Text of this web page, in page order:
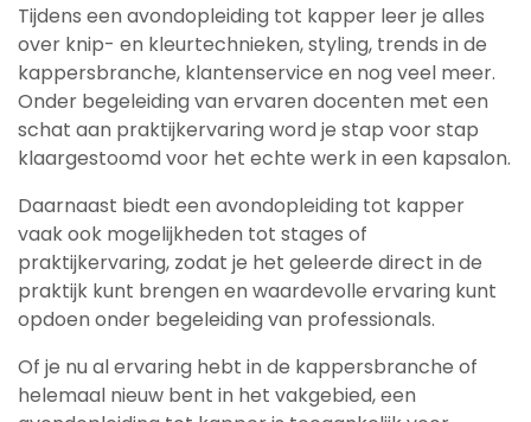
Tijdens een avondopleiding tot kapper leer je alles
over knip- en kleurtechnieken, styling, trends in de
kappersbranche, klantenservice en nog veel meer.
Onder begeleiding van ervaren docenten met een
schat aan praktijkervaring word je stap voor stap
klaargestoomd voor het echte werk in een kapsalon.
Daarnaast biedt een avondopleiding tot kapper
vaak ook mogelijkheden tot stages of
praktijkervaring, zodat je het geleerde direct in de
praktijk kunt brengen en waardevolle ervaring kunt
opdoen onder begeleiding van professionals.
Of je nu al ervaring hebt in de kappersbranche of
helemaal nieuw bent in het vakgebied, een